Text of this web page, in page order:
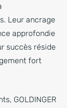
Leur ancrage
approfondie
succès réside
fort
GOLDINGER